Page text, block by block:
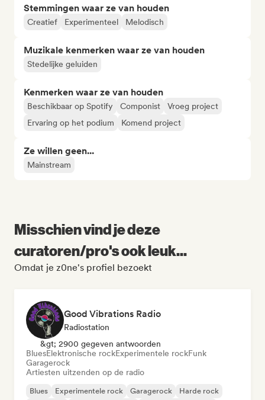
Stemmingen waar ze van houden
Creatief Experimenteel Melodisch
Muzikale kenmerken waar ze van houden
Stedelijke geluiden
Kenmerken waar ze van houden
Beschikbaar op Spotify Componist
Vroeg project
Ervaring op het podium
Komend project
Ze willen geen...
Mainstream
Misschien vind je deze
curatoren/pro's ook leuk...
Omdat je z0ne's profiel bezoekt
Good Vibrations Radio
Radiostation
&gt; 2900 gegeven antwoorden
BluesElektronische rockExperimentele rockFunk
Garagerock
Artiesten uitzenden op de radio
Blues Experimentele rock Garagerock
Harde rock